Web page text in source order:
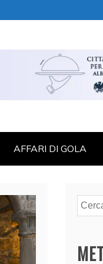
AFFARI DI GOLA
per: